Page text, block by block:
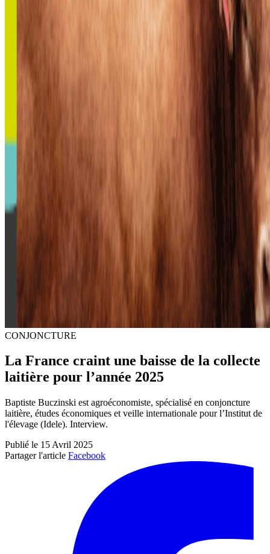
CONJONCTURE
La France craint une baisse de la collecte
laitière pour l’année 2025
Baptiste Buczinski est agroéconomiste, spécialisé en conjoncture
laitière, études économiques et veille internationale pour l’Institut de
l'élevage (Idele). Interview.
Publié le 15 Avril 2025
Partager l'article Facebook